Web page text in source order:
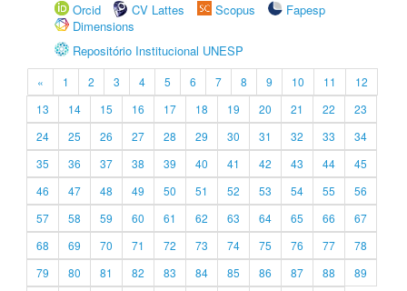
Orcid
CV Lattes Scopus
Fapesp
Dimensions
Repositório Institucional UNESP
« 1 2 3 4 5 6 7 8 9 10 11
12
13
14 15 16 17 18 19 20 21 22
23
24
25 26 27 28 29 30 31 32 33
34
35
36 37 38 39 40 41 42 43 44
45
46
47 48 49 50 51 52 53 54 55
56
57
58 59 60 61 62 63 64 65 66
67
68
69 70 71 72 73 74 75 76 77
78
79
80 81 82 83 84 85 86 87 88
89